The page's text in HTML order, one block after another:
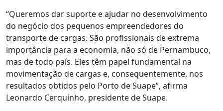
“Queremos dar suporte e ajudar no desenvolvimento
do negócio dos pequenos empreendedores do
transporte de cargas. São profissionais de extrema
importância para a economia, não só de Pernambuco,
mas de todo país. Eles têm papel fundamental na
movimentação de cargas e, consequentemente, nos
resultados obtidos pelo Porto de Suape”, afirma
Leonardo Cerquinho, presidente de Suape.